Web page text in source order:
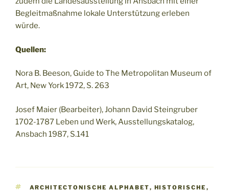
Begleitmaßnahme lokale Unterstützung erleben
würde.
Quellen:
Nora B. Beeson, Guide to The Metropolitan Museum of
Art, New York 1972, S. 263
Josef Maier (Bearbeiter), Johann David Steingruber
1702-1787 Leben und Werk, Ausstellungskatalog,
Ansbach 1987, S.141
SCHLAGWÖRTER
ARCHITECTONISCHE ALPHABET, HISTORISCHE ,